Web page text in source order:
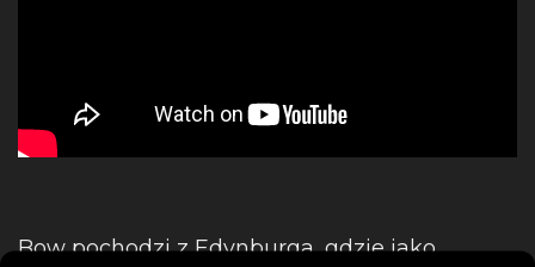
Bow pochodzi z Edynburga, gdzie jako